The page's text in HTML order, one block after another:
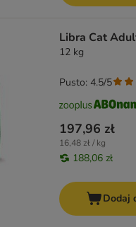
Libra Cat
12 kg
197,96 zł
16,48 zł / kg
188,06 zł
Pusto: 4.5/5
Dodaj